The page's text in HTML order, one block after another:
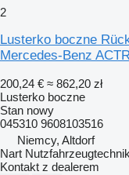
2
Lusterko boczne
Mercedes-Benz
200,24 € ≈ 862,20 zł
Lusterko boczne
Stan nowy
045310 9608103516
Niemcy, Altdorf
Nart Nutzfahrzeugtechnik
Kontakt z dealerem